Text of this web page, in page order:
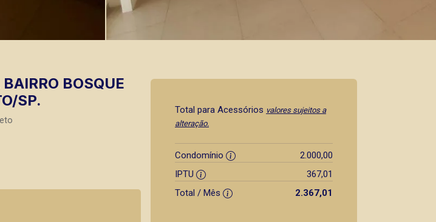
BOSQUE
SP.
Total para Acessórios valores sujeitos a
alteração.
Condomínio
2.000,00
IPTU
367,01
Total / Mês
2.367,01